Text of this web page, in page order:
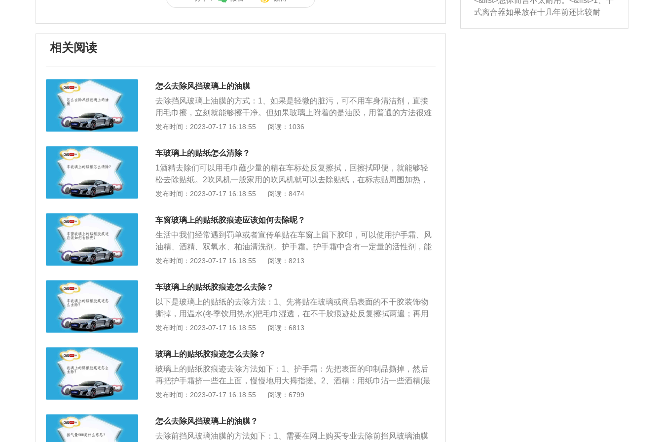
相关阅读
怎么去除风挡玻璃上的油膜
去除挡风玻璃上油膜的方式：1、如果是轻微的脏污，可不用车身清洁剂，直接
用毛巾擦，立刻就能够擦干净。但如果玻璃上附着的是油膜，用普通的方法很难
清除，这时，需要动用清除油膜专用的玻璃清洁剂来擦拭，它的作用是能够使油
璃清洁剂在干了之后，就像打蜡一样会变白，只要用柔软的布将它拭去即可。
2、牙膏具有很强的清洁作用，把每天都要用的牙膏准备好，然后找一个废旧的
牙刷，把牙膏挤到牙刷上，然后沿着挡风玻璃刷一刷，再用湿布一擦也可以。
3、可将卫生纸或纸巾贴覆盖在挡风玻璃上，然后喷洒洗洁精水，再放置一会
儿，洗洁精水不但不会滴得到处都是，且油垢会全部浮上来。只要将卫生纸撕
风玻璃上面，使用清洁海绵擦拭油膜来去除。
发布时间：2023-07-17 16:18:55 阅读：1036
车玻璃上的贴纸怎么清除？
1酒精去除们可以用毛巾蘸少量的精在车标处反复擦拭，回擦拭即便，就能够轻
松去除贴纸。2吹风机一般家用的吹风机就可以去除贴纸，在标志贴周围加热，
一会就能够轻易去除贴纸，很方便。3风油精其实像风油精、白醋、清洁剂这些
发布时间：2023-07-17 16:18:55 阅读：8474
车窗玻璃上的贴纸胶痕迹应该如何去除呢？
生活中我们经常遇到罚单或者宣传单贴在车窗上留下胶印，可以使用护手霜、风
油精、酒精、双氧水、柏油清洗剂。护手霜。护手霜中含有一定量的活性剂，能
够快速渗透到不干胶贴纸和车窗表面，具有润湿溶解的作用，从而去除不干胶贴
净即可。 除此之外还可以使用用酒精、双氧水、柏油清洗剂，而柏油清洗剂还可
以去除汽车的贴画痕迹。 玻璃上的贴纸胶痕迹这么去除，你明白了吧？
发布时间：2023-07-17 16:18:55 阅读：8213
车玻璃上的贴纸胶痕迹怎么去除？
以下是玻璃上的贴纸的去除方法：1、先将贴在玻璃或商品表面的不干胶装饰物
撕掉，用温水(冬季饮用热水)把毛巾湿透，在不干胶痕迹处反复擦拭两遍；再用
湿毛巾打上肥皂，在痕迹处反复擦拭几遍；然后用清洁的温湿毛巾将肥皂沫擦
的抹布擦，有时候不干胶比较多，比较牢固，就在一次没清除掉的痕迹上再涂抹
牙膏，就可以去掉头疼的不干胶，其原理就是牙膏里含有甘油，是很好的溶合
剂，可以溶解不干胶的成分，另外很多化妆品里也含有甘油，也可以用到清除不
干胶上。3、用笔刀刮，适合于玻璃、地面砖等硬底面；用酒精擦拭，适合于玻
璃、地面砖、衣物等；冷冻，不干胶经冷冻后发硬，即可直接撕掉，适合于不宜
发布时间：2023-07-17 16:18:55 阅读：6813
玻璃上的贴纸胶痕迹怎么去除？
玻璃上的贴纸胶痕迹去除方法如下：1、护手霜：先把表面的印制品撕掉，然后
再把护手霜挤一些在上面，慢慢地用大拇指搓。2、酒精：用纸巾沾一些酒精(最
好用工业酒精，医用酒精效果相对较差)擦拭，再用湿毛巾擦拭即可。3、丙酮：
好。
发布时间：2023-07-17 16:18:55 阅读：6799
怎么去除风挡玻璃上的油膜？
去除前挡风玻璃油膜的方法如下：1、需要在网上购买专业去除前挡风玻璃油膜
能够得到解决。
象，机油粘度过小具有很好的流动性，
裂，破裂后会出现漏油现象，使半轴磨
损严重，磨损的半轴容易损坏，产生异
响；<&list>3.稳定器的转向胶套和球头
式离合器如果放在十几年前还比较耐